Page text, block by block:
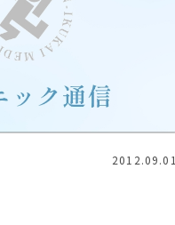
2012.09.01